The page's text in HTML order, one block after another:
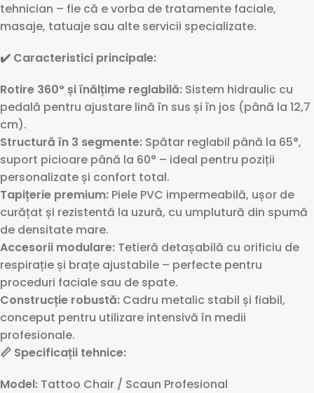
tehnician – fie că e vorba de tratamente faciale,
masaje, tatuaje sau alte servicii specializate.
✔️ Caracteristici principale:
Rotire 360° și înălțime reglabilă: Sistem hidraulic cu
pedală pentru ajustare lină în sus și în jos (până la 12,7
cm).
Structură în 3 segmente: Spătar reglabil până la 65°,
suport picioare până la 60° – ideal pentru poziții
personalizate și confort total.
Tapițerie premium: Piele PVC impermeabilă, ușor de
curățat și rezistentă la uzură, cu umplutură din spumă
de densitate mare.
Accesorii modulare: Tetieră detașabilă cu orificiu de
respirație și brațe ajustabile – perfecte pentru
proceduri faciale sau de spate.
Construcție robustă: Cadru metalic stabil și fiabil,
conceput pentru utilizare intensivă în medii
profesionale.
📏 Specificații tehnice:
Model: Tattoo Chair / Scaun Profesional